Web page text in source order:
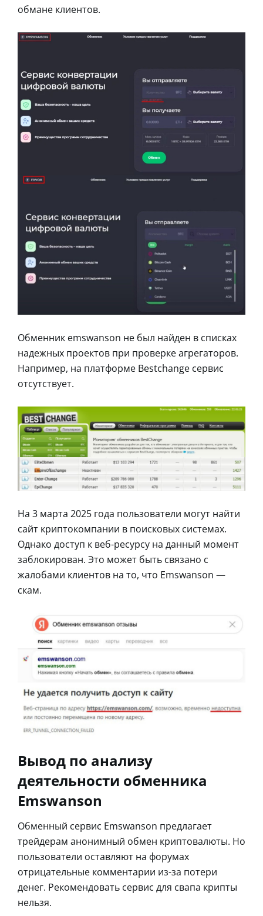
обмане клиентов.
Обменник emswanson не был найден в списках
надежных проектов при проверке агрегаторов.
Например, на платформе Bestchange сервис
отсутствует.
На 3 марта 2025 года пользователи могут найти
сайт криптокомпании в поисковых системах.
Однако доступ к веб-ресурсу на данный момент
заблокирован. Это может быть связано с
жалобами клиентов на то, что Emswanson —
скам.
Вывод по анализу
деятельности обменника
Emswanson
Обменный сервис Emswanson предлагает
трейдерам анонимный обмен криптовалюты. Но
пользователи оставляют на форумах
отрицательные комментарии из-за потери
денег. Рекомендовать сервис для свапа крипты
нельзя.